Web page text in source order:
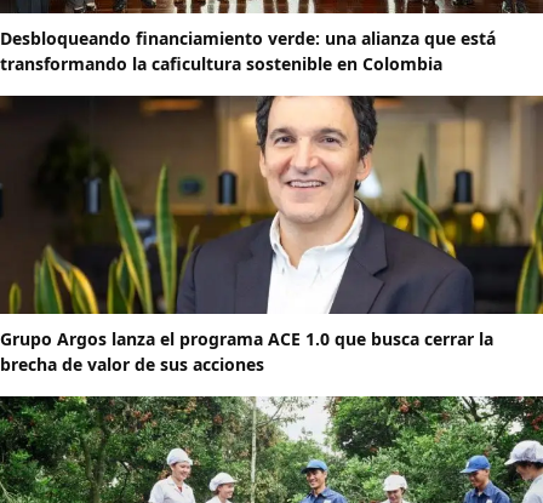
Desbloqueando financiamiento verde: una alianza que está
transformando la caficultura sostenible en Colombia
Grupo Argos lanza el programa ACE 1.0 que busca cerrar la
brecha de valor de sus acciones